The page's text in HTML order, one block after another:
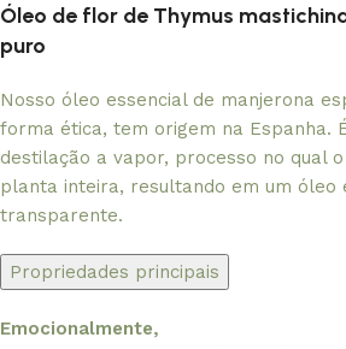
Óleo de flor de Thymus
puro
Nosso óleo essencial de manjerona
forma ética, tem origem na Espanha.
destilação a vapor, processo no qual
planta inteira, resultando em um óleo
transparente.
Propriedades principais
Emocionalmente,